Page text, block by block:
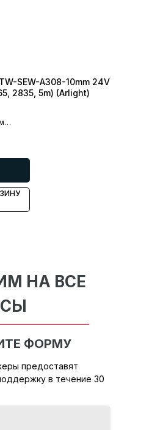
SEW-A308-10mm 24V
2835, 5m) (Arlight)
НА ВСЕ
предоставят
в течение 30
ФОРМУ